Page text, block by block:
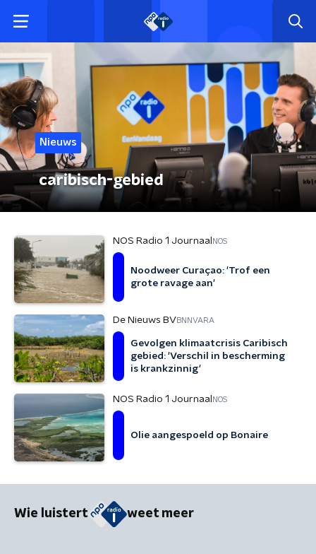
Nieuws
caribisch-gebied
NOS Radio 1 Journaal NOS
Noodweer Curaçao: 'Trof een
grote ravage aan'
De Nieuws BVBNNVARA
Gevolgen klimaatcrisis Caribisch
gebied: 'Verschil in bescherming
is krankzinnig'
NOS Radio 1 Journaal NOS
Olie aangespoeld op Bonaire
Wie luistert weet meer